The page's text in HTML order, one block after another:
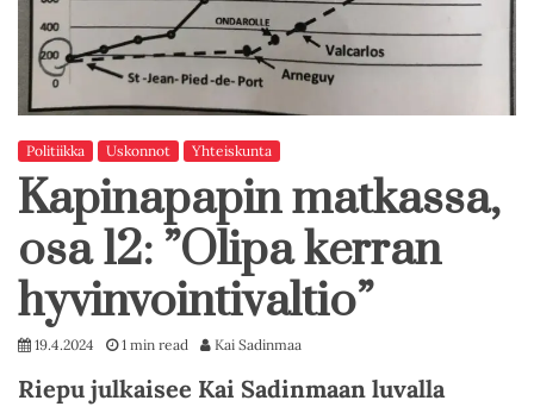
Politiikka Uskonnot Yhteiskunta
Kapinapapin matkassa,
osa 12: ”Olipa kerran
hyvinvointivaltio”
19.4.2024 1 min read Kai Sadinmaa
Riepu julkaisee Kai Sadinmaan luvalla